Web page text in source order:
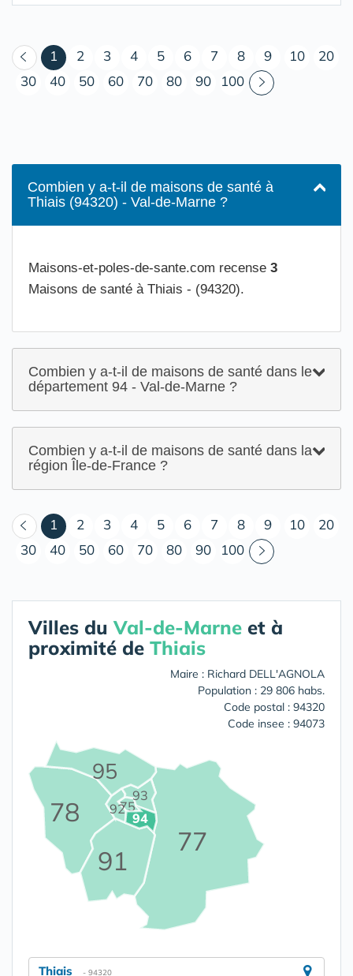
1 (courant)
2 3 4 5 6 7 8 9 10
20
30
40 50 60 70 80 90 100
Combien y a-t-il de maisons de santé à
Thiais (94320) - Val-de-Marne ?
Maisons-et-poles-de-sante.com recense 3
Maisons de santé à Thiais - (94320).
Combien y a-t-il de maisons de santé dans le
département 94 - Val-de-Marne ?
Combien y a-t-il de maisons de santé dans la
région Île-de-France ?
1 (courant)
2 3 4 5 6 7 8 9 10
20
30
40 50 60 70 80 90 100
Villes duVal-de-Marne et à
proximité de Thiais
Maire : Richard DELL'AGNOLA
Population : 29 806 habs.
Code postal : 94320
Code insee : 94073
75
77
78
91
92
93
94
95
Thiais - 94320